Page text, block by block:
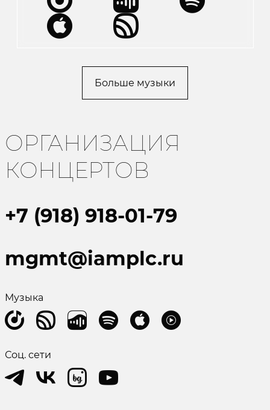
Больше музыки
ОРГАНИЗАЦИЯ
КОНЦЕРТОВ
+7 (918) 918-01-79
mgmt@iamplc.ru
Музыка
Соц. сети